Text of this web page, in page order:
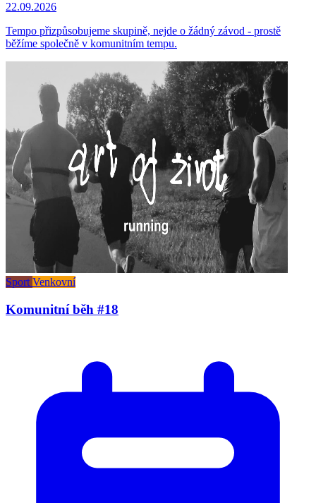
22.09.2026
Tempo přizpůsobujeme skupině, nejde o žádný závod - prostě
běžíme společně v komunitním tempu.
Sport Venkovní
Komunitní běh #18